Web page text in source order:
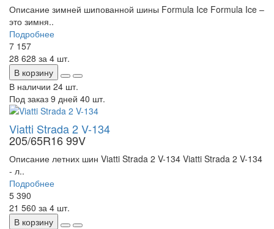
Описание зимней шипованной шины Formula Ice Formula Ice –
это зимня..
Подробнее
7 157
28 628 за 4 шт.
В корзину
В наличии 24 шт.
Под заказ 9 дней 40 шт.
Viatti Strada 2 V-134
205/65R16 99V
Описание летних шин Viatti Strada 2 V-134 Viatti Strada 2 V-134
- л..
Подробнее
5 390
21 560 за 4 шт.
В корзину